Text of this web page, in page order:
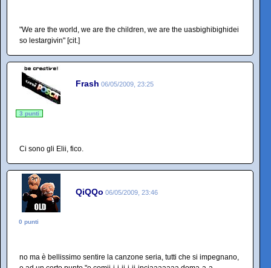
"We are the world, we are the children, we are the uasbighibighidei
so lestargivin" [cit.]
Frash 06/05/2009, 23:25
3 punti
Ci sono gli Elii, fico.
QiQQo 06/05/2009, 23:46
0 punti
no ma è bellissimo sentire la canzone seria, tutti che si impegnano,